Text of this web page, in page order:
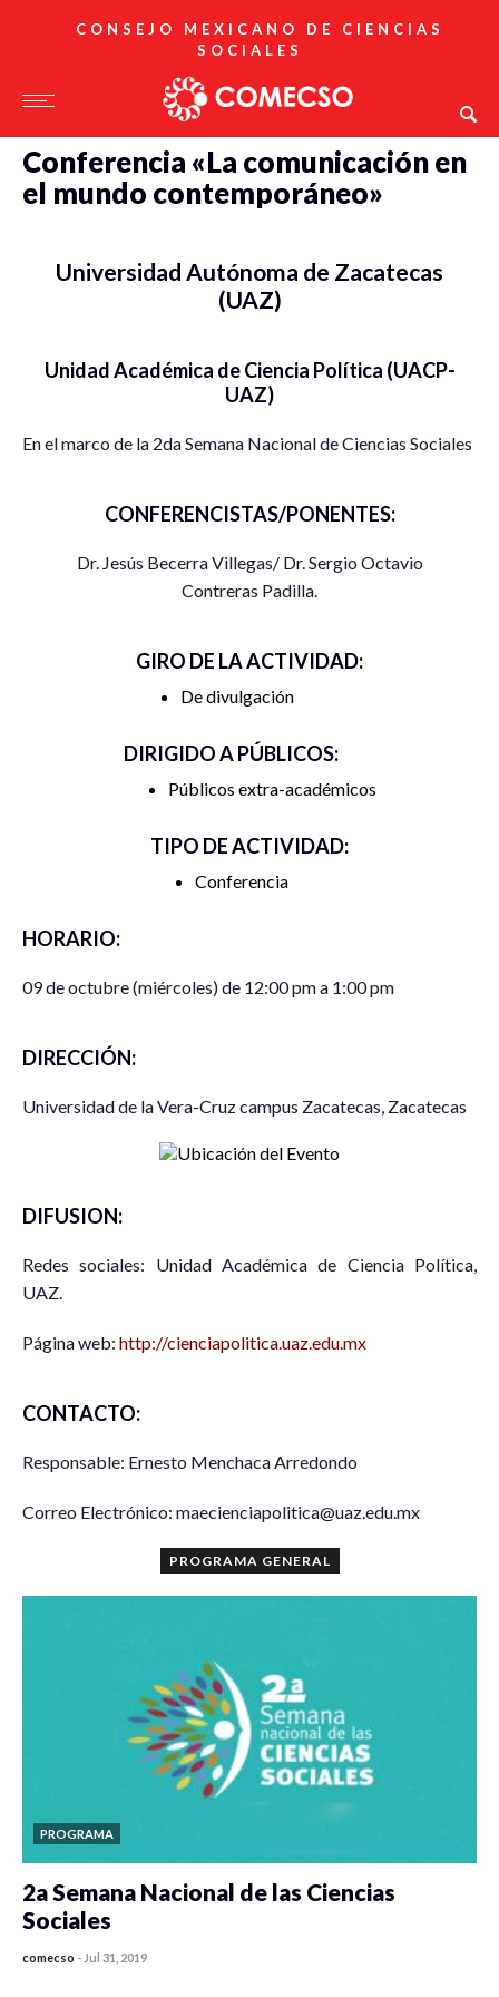
CONSEJO MEXICANO DE CIENCIAS
SOCIALES
Conferencia «La comunicación en
el mundo contemporáneo»
Universidad Autónoma de Zacatecas
(UAZ)
Unidad Académica de Ciencia Política (UACP-
UAZ)
En el marco de la 2da Semana Nacional de Ciencias Sociales
CONFERENCISTAS/PONENTES:
Dr. Jesús Becerra Villegas/ Dr. Sergio Octavio
Contreras Padilla.
GIRO DE LA ACTIVIDAD:
De divulgación
DIRIGIDO A PÚBLICOS:
Públicos extra-académicos
TIPO DE ACTIVIDAD:
Conferencia
HORARIO:
09 de octubre (miércoles) de 12:00 pm a 1:00 pm
DIRECCIÓN:
Universidad de la Vera-Cruz campus Zacatecas, Zacatecas
DIFUSION:
Redes sociales: Unidad Académica de Ciencia Política,
UAZ.
Página web: http://cienciapolitica.uaz.edu.mx
CONTACTO:
Responsable: Ernesto Menchaca Arredondo
Correo Electrónico: maecienciapolitica@uaz.edu.mx
PROGRAMA GENERAL
PROGRAMA
2a Semana Nacional de las Ciencias
Sociales
comecso - Jul 31, 2019